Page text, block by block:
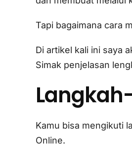
Tapi bagaimana cara
Di artikel kali ini saya
Simak penjelasan
Kamu bisa mengikuti
Online.